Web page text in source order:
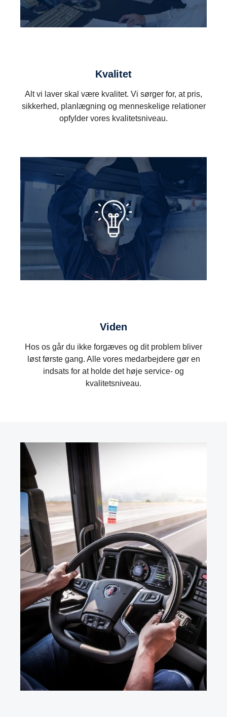
Kvalitet
Alt vi laver skal være kvalitet. Vi sørger for, at pris,
sikkerhed, planlægning og menneskelige relationer
opfylder vores kvalitetsniveau.
Viden
Hos os går du ikke forgæves og dit problem bliver
løst første gang. Alle vores medarbejdere gør en
indsats for at holde det høje service- og
kvalitetsniveau.